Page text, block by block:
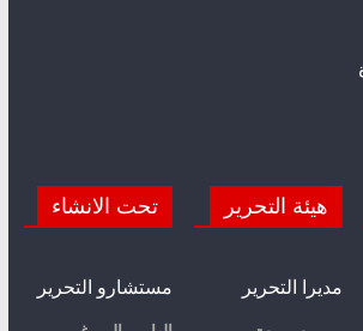
هيئة التحرير
مديرا التحرير
تحت الانشاء
مستشارو التحرير